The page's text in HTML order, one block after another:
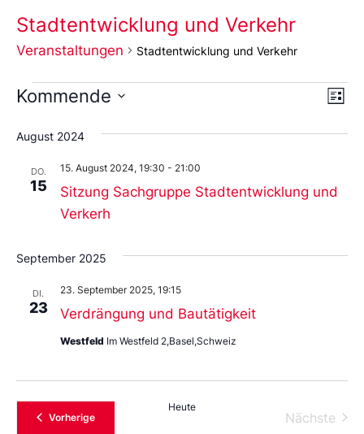
Stadtentwicklung und Verkehr
Veranstaltungen Stadtentwicklung und Verkehr
Liste
Kommende
Sie
das
aus.
August 2024
DO.
15
Sitzung Sachgruppe Stadtentwicklung und
Verkerh
15. August 2024, 19:30 - 21:00
September 2025
DI.
23 Verdrängung und Bautätigkeit
23. September 2025, 19:15
Westfeld Im Westfeld 2,Basel,Schweiz
VorherigeVeranstaltungen
Heute
Nächste